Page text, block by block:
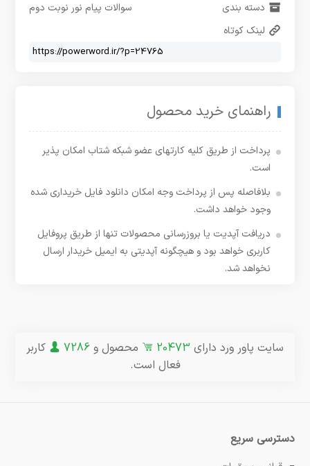
دسته بندی
سوالات پیام نور نوبت دوم
لینک کوتاه
راهنمای خرید محصول
پرداخت از طریق کلیه کارتهای عضو شبکه شتاب امکان پذیر
است.
بلافاصله پس از پرداخت وجه امکان دانلود فایل خریداری شده
وجود خواهد داشت.
دریافت آپدیت یا بروزرسانی محصولات تنها از طریق پروفایل
کاربری خواهد بود و هیچگونه آپدیتی به ایمیل خریدار ارسال
نخواهد شد.
سایت پاور ورد دارای 20473 محصول و 7286
کاربر
فعال است.
دسترسی سریع